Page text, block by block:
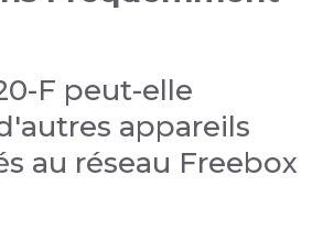
F peut-elle
appareils
au réseau Freebox